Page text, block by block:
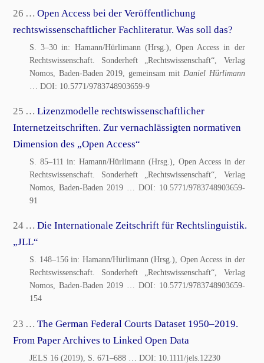
26 …Open Access bei der Veröffentlichung
rechtswissenschaftlicher Fachliteratur. Was soll das?
S. 3–30 in: Hamann/Hürlimann (Hrsg.), Open Access in der
Rechtswissenschaft. Sonderheft „Rechtswissenschaft“, Verlag
Nomos, Baden-Baden 2019, gemeinsam mit Daniel Hürlimann
… DOI: 10.5771/9783748903659-9
25 …Lizenzmodelle rechtswissenschaftlicher
Internetzeitschriften. Zur vernachlässigten normativen
Dimension des „Open Access“
S. 85–111 in: Hamann/Hürlimann (Hrsg.), Open Access in der
Rechtswissenschaft. Sonderheft „Rechtswissenschaft“, Verlag
Nomos, Baden-Baden 2019… DOI: 10.5771/9783748903659-
91
24 …Die Internationale Zeitschrift für Rechtslinguistik.
„JLL“
S. 148–156 in: Hamann/Hürlimann (Hrsg.), Open Access in der
Rechtswissenschaft. Sonderheft „Rechtswissenschaft“, Verlag
Nomos, Baden-Baden 2019… DOI: 10.5771/9783748903659-
154
23 …The German Federal Courts Dataset 1950–2019.
From Paper Archives to Linked Open Data
JELS 16 (2019), S. 671–688 … DOI: 10.1111/jels.12230